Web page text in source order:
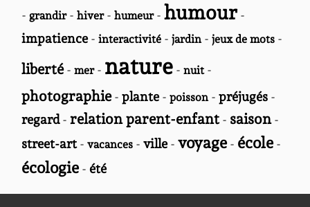
- grandir- hiver- humeur- humour-
impatience- interactivité - jardin- jeux de mots -
liberté- mer- nature - nuit-
photographie- plante- poisson- préjugés -
regard- relation parent-enfant- saison-
street-art- vacances - ville- voyage - école -
écologie - été